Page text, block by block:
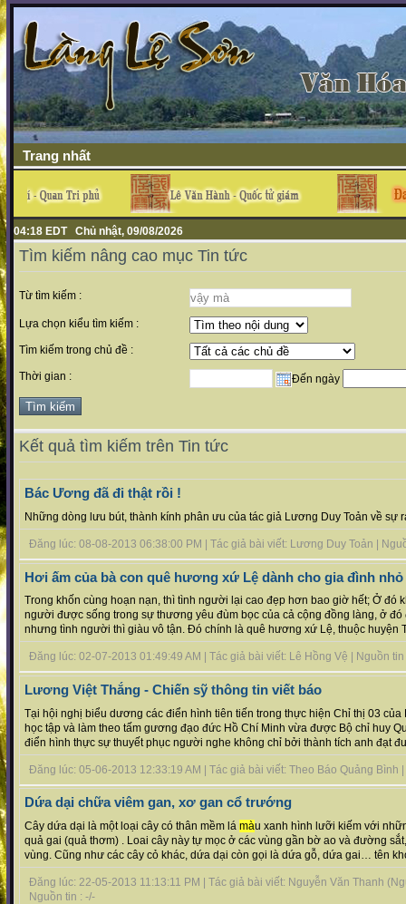
Trang nhất
04:18 EDT Chủ nhật, 09/08/2026
Tìm kiếm nâng cao mục Tin tức
Từ tìm kiếm :
Lựa chọn kiểu tìm kiếm :
Tìm kiếm trong chủ đề :
Thời gian : Đến ngày
Kết quả tìm kiếm trên Tin tức
Bác Ương đã đi thật rồi !
Những dòng lưu bút, thành kính phân ưu của tác giả Lương Duy Toản về sự
Đăng lúc: 08-08-2013 06:38:00 PM | Tác giả bài viết: Lương Duy Toản |
Hơi ấm của bà con quê hương xứ Lệ dành cho gia đình
Trong khốn cùng hoạn nạn, thì tình người lại cao đẹp hơn bao giờ hết; Ở đó
người được sống trong sự thương yêu đùm bọc của cả cộng đồng làng, ở
nhưng tình người thì giàu vô tận. Đó chính là quê hương xứ Lệ, thuộc huyện
Đăng lúc: 02-07-2013 01:49:49 AM | Tác giả bài viết: Lê Hồng Vệ | Nguồn tin
Lương Việt Thắng - Chiến sỹ thông tin viết báo
Tại hội nghị biểu dương các điển hình tiên tiến trong thực hiện Chỉ thị 03 của
học tập và làm theo tấm gương đạo đức Hồ Chí Minh vừa được Bộ chỉ huy
điển hình thực sự thuyết phục người nghe không chỉ bởi thành tích anh đạt
Đăng lúc: 05-06-2013 12:33:19 AM | Tác giả bài viết: Theo Báo Quảng Bình
Dứa dại chữa viêm gan, xơ gan cổ trướng
Cây dứa dại là một loại cây có thân mềm lá màu xanh hình lưỡi kiếm với
quả gai (quả thơm) . Loai cây này tự mọc ở các vùng gần bờ ao và đường
vùng. Cũng như các cây cỏ khác, dứa dại còn gọi là dứa gỗ, dứa gai… tên
Đăng lúc: 22-05-2013 11:13:11 PM | Tác giả bài viết: Nguyễn Văn Thanh
Nguồn tin : -/-